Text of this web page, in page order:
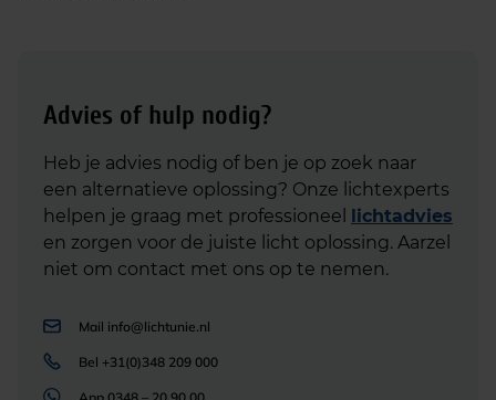
Advies of hulp nodig?
Heb je advies nodig of ben je op zoek naar
een alternatieve oplossing? Onze lichtexperts
helpen je graag met professioneel lichtadvies
en zorgen voor de juiste licht oplossing. Aarzel
niet om contact met ons op te nemen.
Mail info@lichtunie.nl
Bel +31(0)348 209 000
App 0348 – 20 90 00